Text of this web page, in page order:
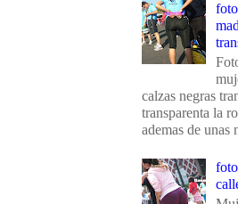
calzas negras
transparenta la
ademas de unas